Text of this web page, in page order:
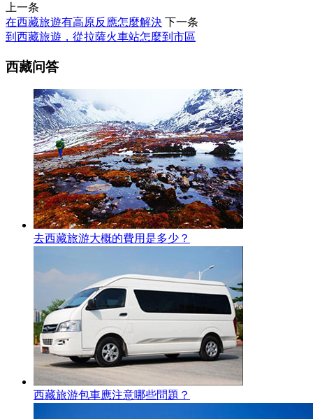
上一条
在西藏旅遊有高原反應怎麼解決 下一条
到西藏旅遊，從拉薩火車站怎麼到市區
西藏问答
去西藏旅游大概的費用是多少？
西藏旅游包車應注意哪些問題？